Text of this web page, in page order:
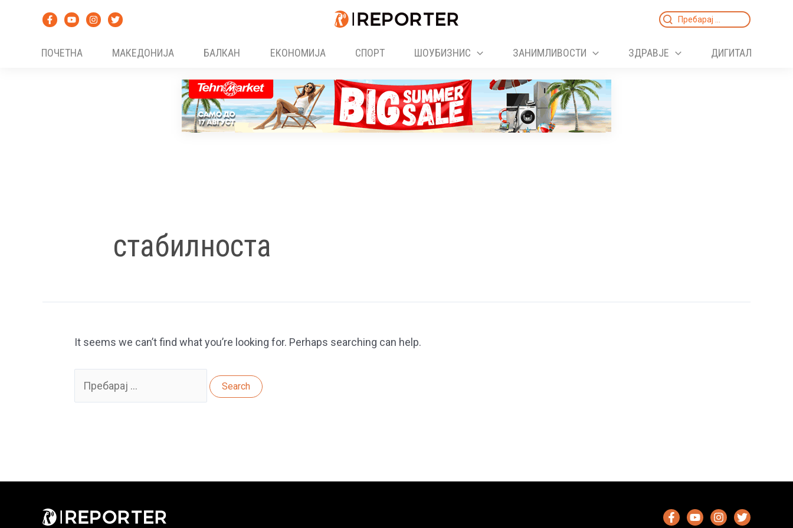
Search
ПОЧЕТНА
МАКЕДОНИЈА БАЛКАН ЕКОНОМИЈА СПОРТ ШОУБИЗНИС ЗАНИМЛИВОСТИ ЗДРАВЈЕ ДИГИТАЛ
стабилноста
It seems we can’t find what you’re looking for. Perhaps searching can help.
for: